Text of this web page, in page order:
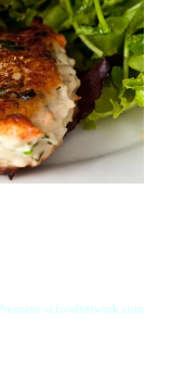
Preuzeto sa foodnetwork.com